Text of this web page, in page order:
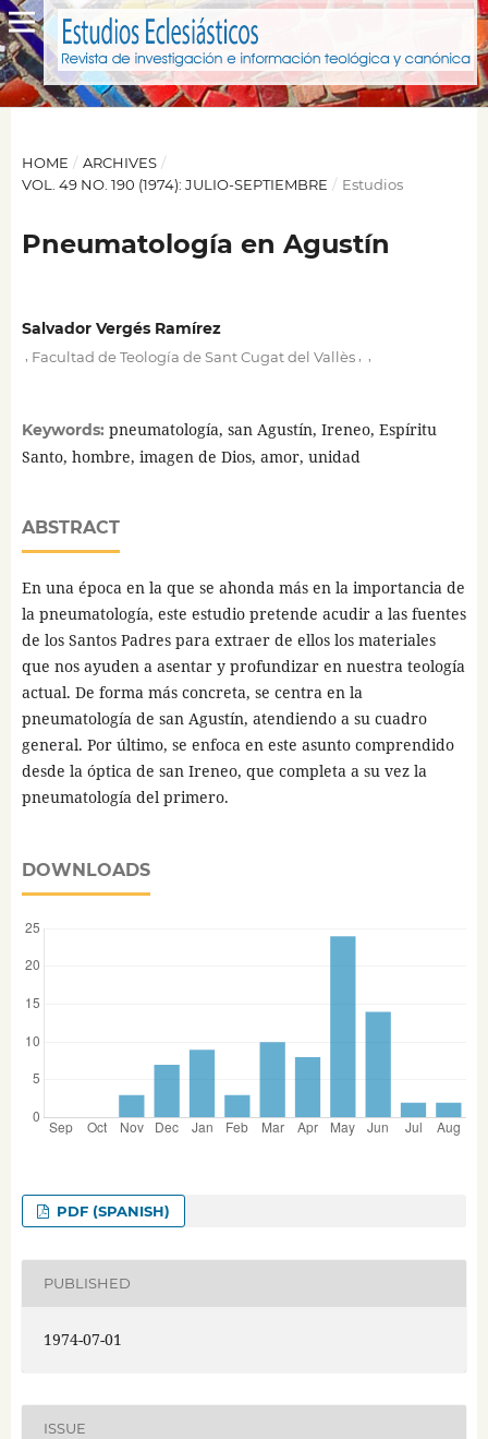
HOME / ARCHIVES /
VOL. 49 NO. 190 (1974): JULIO-SEPTIEMBRE / Estudios
Pneumatología en Agustín
Salvador Vergés Ramírez
Facultad de Teología de Sant Cugat del Vallès,
Keywords: pneumatología, san Agustín, Ireneo, Espíritu
Santo, hombre, imagen de Dios, amor, unidad
ABSTRACT
En una época en la que se ahonda más en la importancia de
la pneumatología, este estudio pretende acudir a las fuentes
de los Santos Padres para extraer de ellos los materiales
que nos ayuden a asentar y profundizar en nuestra teología
actual. De forma más concreta, se centra en la
pneumatología de san Agustín, atendiendo a su cuadro
general. Por último, se enfoca en este asunto comprendido
desde la óptica de san Ireneo, que completa a su vez la
pneumatología del primero.
DOWNLOADS
PDF (SPANISH)
PUBLISHED
1974-07-01
ISSUE